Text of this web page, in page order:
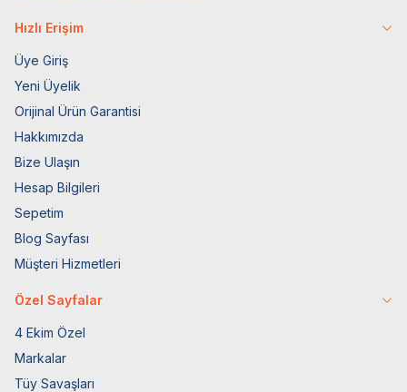
Hızlı Erişim
Üye Giriş
Yeni Üyelik
Orijinal Ürün Garantisi
Hakkımızda
Bize Ulaşın
Hesap Bilgileri
Sepetim
Blog Sayfası
Müşteri Hizmetleri
Özel Sayfalar
4 Ekim Özel
Markalar
Tüy Savaşları